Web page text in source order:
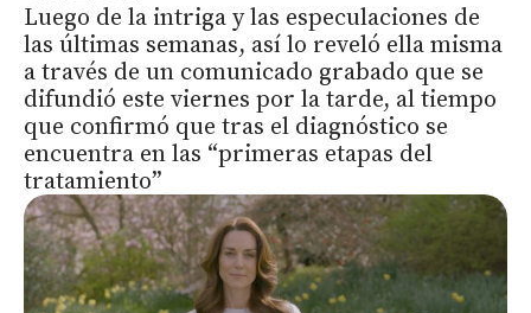
Luego de la intriga y las especulaciones de
las últimas semanas, así lo reveló ella misma
a través de un comunicado grabado que se
difundió este viernes por la tarde, al tiempo
que confirmó que tras el diagnóstico se
encuentra en las “primeras etapas del
tratamiento”